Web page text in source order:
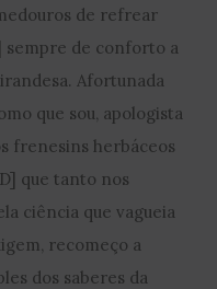
de refrear
sempre de conforto a
Afortunada
que sou, apologista
frenesins herbáceos
que tanto nos
ciência que vagueia
recomeço a
dos saberes da